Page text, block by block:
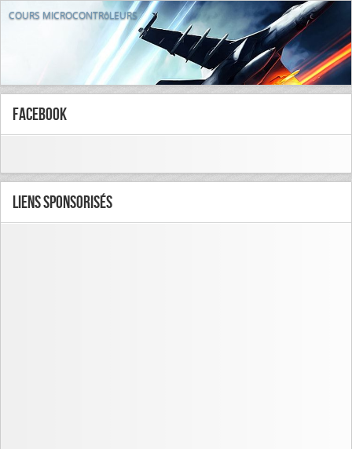
COURS MICROCONTRôLEURS
FaceBook
Liens Sponsorisés